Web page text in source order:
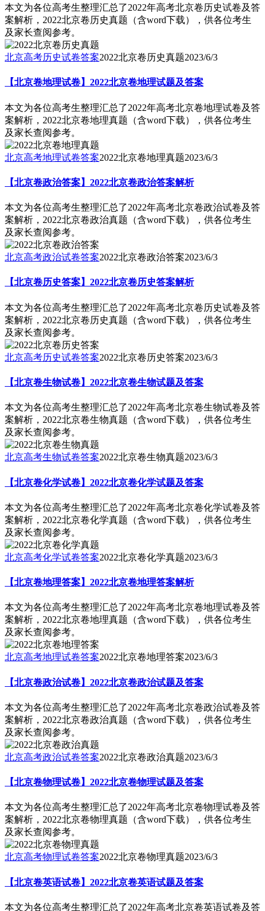
本文为各位高考生整理汇总了2022年高考北京卷历史试卷及答
案解析，2022北京卷历史真题（含word下载），供各位考生
及家长查阅参考。
北京高考历史试卷答案2022北京卷历史真题2023/6/3
【北京卷地理试卷】2022北京卷地理试题及答案
本文为各位高考生整理汇总了2022年高考北京卷地理试卷及答
案解析，2022北京卷地理真题（含word下载），供各位考生
及家长查阅参考。
北京高考地理试卷答案2022北京卷地理真题2023/6/3
【北京卷政治答案】2022北京卷政治答案解析
本文为各位高考生整理汇总了2022年高考北京卷政治试卷及答
案解析，2022北京卷政治真题（含word下载），供各位考生
及家长查阅参考。
北京高考政治试卷答案2022北京卷政治答案2023/6/3
【北京卷历史答案】2022北京卷历史答案解析
本文为各位高考生整理汇总了2022年高考北京卷历史试卷及答
案解析，2022北京卷历史真题（含word下载），供各位考生
及家长查阅参考。
北京高考历史试卷答案2022北京卷历史答案2023/6/3
【北京卷生物试卷】2022北京卷生物试题及答案
本文为各位高考生整理汇总了2022年高考北京卷生物试卷及答
案解析，2022北京卷生物真题（含word下载），供各位考生
及家长查阅参考。
北京高考生物试卷答案2022北京卷生物真题2023/6/3
【北京卷化学试卷】2022北京卷化学试题及答案
本文为各位高考生整理汇总了2022年高考北京卷化学试卷及答
案解析，2022北京卷化学真题（含word下载），供各位考生
及家长查阅参考。
北京高考化学试卷答案2022北京卷化学真题2023/6/3
【北京卷地理答案】2022北京卷地理答案解析
本文为各位高考生整理汇总了2022年高考北京卷地理试卷及答
案解析，2022北京卷地理真题（含word下载），供各位考生
及家长查阅参考。
北京高考地理试卷答案2022北京卷地理答案2023/6/3
【北京卷政治试卷】2022北京卷政治试题及答案
本文为各位高考生整理汇总了2022年高考北京卷政治试卷及答
案解析，2022北京卷政治真题（含word下载），供各位考生
及家长查阅参考。
北京高考政治试卷答案2022北京卷政治真题2023/6/3
【北京卷物理试卷】2022北京卷物理试题及答案
本文为各位高考生整理汇总了2022年高考北京卷物理试卷及答
案解析，2022北京卷物理真题（含word下载），供各位考生
及家长查阅参考。
北京高考物理试卷答案2022北京卷物理真题2023/6/3
【北京卷英语试卷】2022北京卷英语试题及答案
本文为各位高考生整理汇总了2022年高考北京卷英语试卷及答